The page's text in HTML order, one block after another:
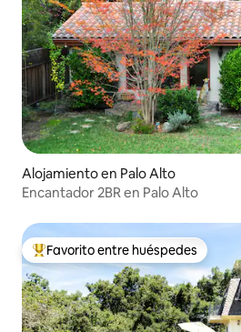
Alojamiento en Palo Alto
Encantador 2BR en Palo Alto
Favorito entre huéspedes preferido
Favorito entre huéspedes